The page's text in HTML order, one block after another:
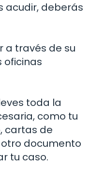
acudir, deberás
a través de su
oficinas
toda la
como tu
cartas de
documento
tu caso.